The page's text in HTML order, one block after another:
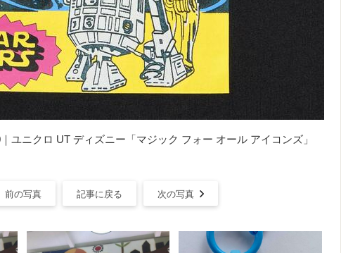
ユニクロ UT ディズニー「マジック フォー オール アイコンズ」
前の写真 記事に戻る 次の写真